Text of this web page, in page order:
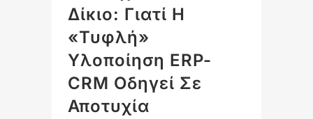
Δίκιο: Γιατί Η
«τυφλή»
Υλοποίηση ERP-
CRM Οδηγεί Σε
Αποτυχία